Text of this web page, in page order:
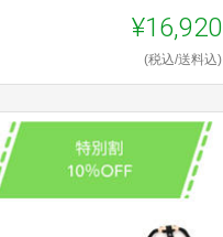
¥16,920
(税込/送料込)